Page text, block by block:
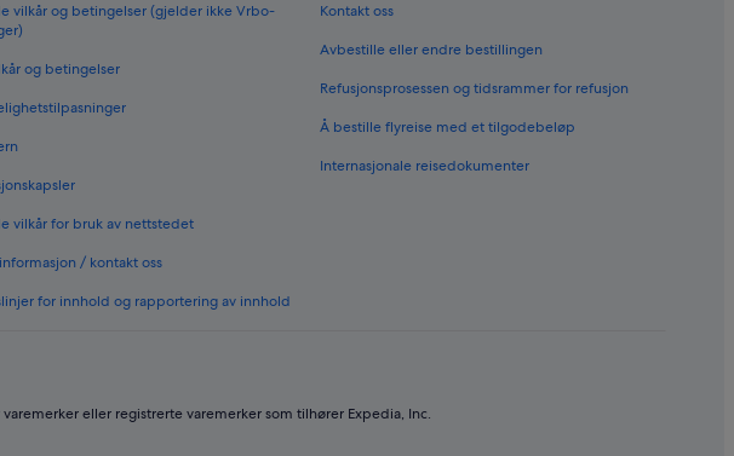
vilkår og betingelser (gjelder ikke Vrbo-
og betingelser
vilkår for bruk av nettstedet
informasjon / kontakt oss
for innhold og rapportering av innhold
Kontakt oss
Avbestille eller endre bestillingen
Refusjonsprosessen og tidsrammer for refusjon
Å bestille flyreise med et tilgodebeløp
Internasjonale reisedokumenter
eller registrerte varemerker som tilhører Expedia, Inc.